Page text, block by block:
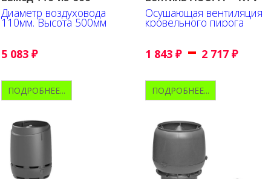
Диаметр воздуховода
110мм. Высота 500мм
5 083 ₽
ПОДРОБНЕЕ...
Осушающая вентиляция
кровельного пирога
1 843 ₽ – 2 717 ₽
ПОДРОБНЕЕ...